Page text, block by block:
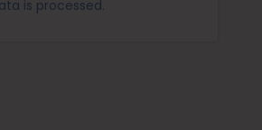
is processed.